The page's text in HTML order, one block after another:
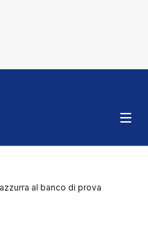
al banco di prova